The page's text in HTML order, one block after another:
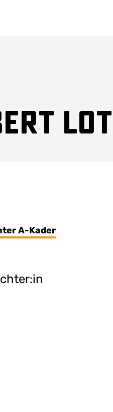
A-Kader